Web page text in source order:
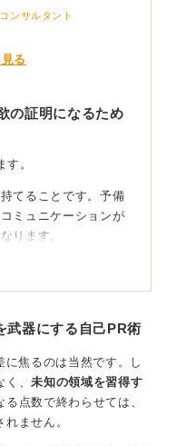
ンサルタント
る
の証明になるため
。
てることです。予備
ミュニケーションが
ります。
ますが、これは専門
え、学び続けられる
いるためです。
武器にする自己PR術
焦るのは当然です。し
く、未知の領域を習得す
点数で終わらせては、
ません。